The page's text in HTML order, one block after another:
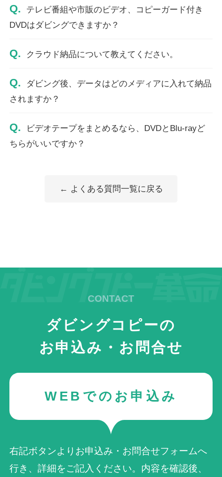
Q.
テレビ番組や市販のビデオ、コピーガード付き
DVDはダビングできますか？
Q. クラウド納品について教えてください。
Q.
ダビング後、データはどのメディアに入れて納品
されますか？
Q.
ビデオテープをまとめるなら、DVDとBlu-rayど
ちらがいいですか？
← よくある質問一覧に戻る
ダビングコピーの
お申込み・お問合せ
WEBでのお申込み
右記ボタンよりお申込み・お問合せフォームへ
行き、詳細をご記入ください。内容を確認後、